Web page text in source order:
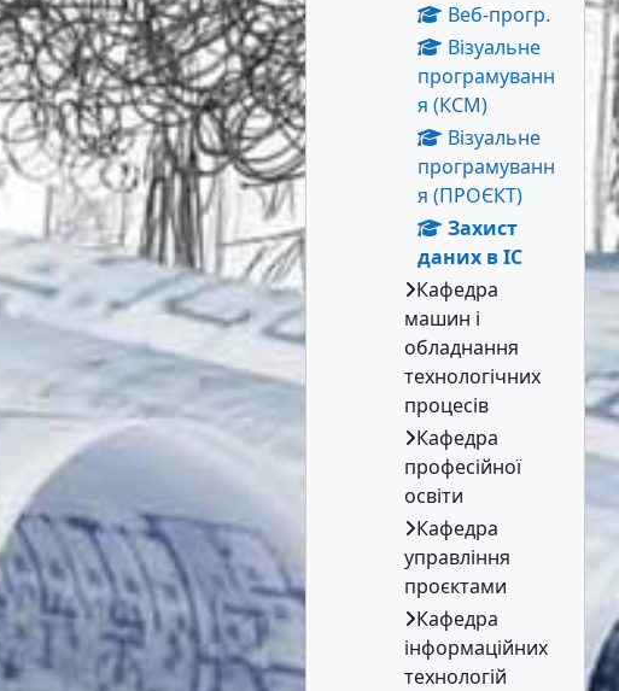
Веб-прогр.
Візуальне
програмуванн
я (КСМ)
Візуальне
програмуванн
я (ПРОЄКТ)
Захист
даних в ІС
Кафедра
машин і
обладнання
технологічних
процесів
Кафедра
професійної
освіти
Кафедра
управління
проєктами
Кафедра
інформаційних
технологій